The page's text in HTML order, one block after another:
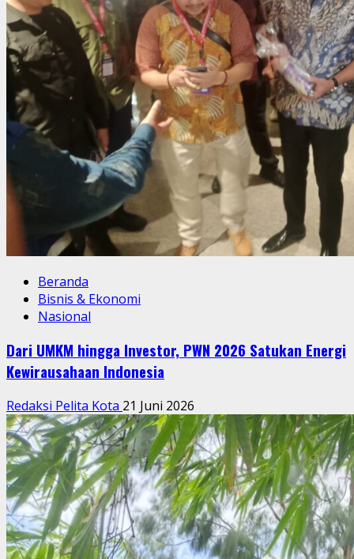
Beranda
Bisnis & Ekonomi
Nasional
Dari UMKM hingga Investor, PWN 2026 Satukan Energi
Kewirausahaan Indonesia
Redaksi Pelita Kota 21 Juni 2026